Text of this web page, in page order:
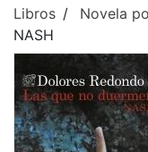
Libros Novela
NASH